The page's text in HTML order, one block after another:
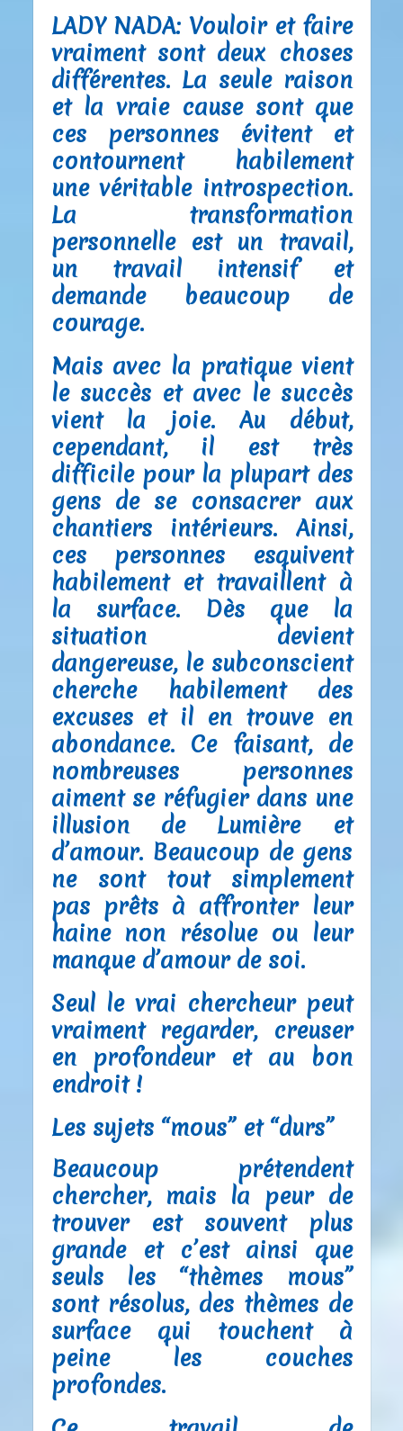
LADY NADA: Vouloir et faire
vraiment sont deux choses
différentes. La seule raison
et la vraie cause sont que
ces personnes évitent et
contournent habilement
une véritable introspection.
La transformation
personnelle est un travail,
un travail intensif et
demande beaucoup de
courage.
Mais avec la pratique vient
le succès et avec le succès
vient la joie. Au début,
cependant, il est très
difficile pour la plupart des
gens de se consacrer aux
chantiers intérieurs. Ainsi,
ces personnes esquivent
habilement et travaillent à
la surface. Dès que la
situation devient
dangereuse, le subconscient
cherche habilement des
excuses et il en trouve en
abondance. Ce faisant, de
nombreuses personnes
aiment se réfugier dans une
illusion de Lumière et
d’amour. Beaucoup de gens
ne sont tout simplement
pas prêts à affronter leur
haine non résolue ou leur
manque d’amour de soi.
Seul le vrai chercheur peut
vraiment regarder, creuser
en profondeur et au bon
endroit !
Les sujets “mous” et “durs”
Beaucoup prétendent
chercher, mais la peur de
trouver est souvent plus
grande et c’est ainsi que
seuls les “thèmes mous”
sont résolus, des thèmes de
surface qui touchent à
peine les couches
profondes.